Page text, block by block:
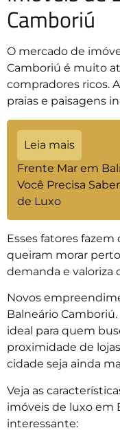
Camboriú
O mercado de
Camboriú é muito
compradores ricos.
praias e paisagens
Leia mais
Frente Mar em
Você Precisa
de Luxo
Esses fatores
queiram morar
demanda e valoriza
Novos
Balneário
ideal para quem
proximidade de
cidade seja ainda
Veja as
imóveis de luxo em
interessante: